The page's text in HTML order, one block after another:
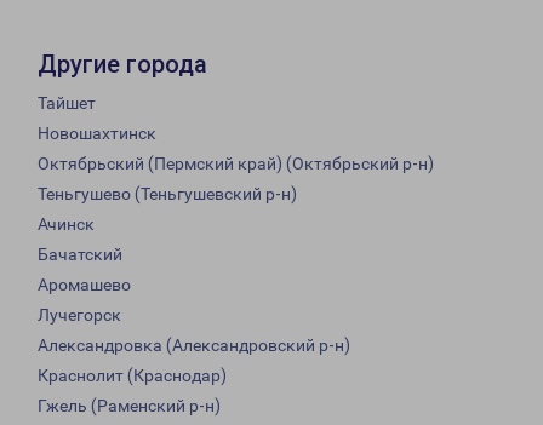
Другие города
Тайшет
Новошахтинск
Октябрьский (Пермский край) (Октябрьский р-н)
Теньгушево (Теньгушевский р-н)
Ачинск
Бачатский
Аромашево
Лучегорск
Александровка (Александровский р-н)
Краснолит (Краснодар)
Гжель (Раменский р-н)